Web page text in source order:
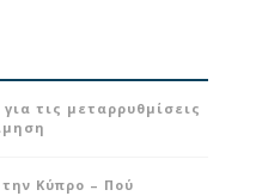
τις μεταρρυθμίσεις
Κύπρο – Πού